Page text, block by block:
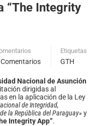
“The Integrity
Etiquetas
GTH
Nacional de Asunción
dirigidas al
en la aplicación de la Ley
de Integridad,
la República del Paraguay» y
Integrity App”.